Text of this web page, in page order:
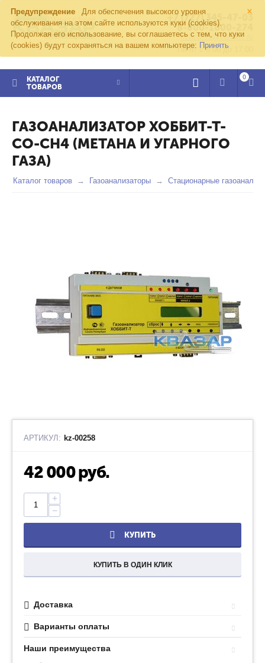
×
Предупреждение
Для обеспечения высокого уровня
обслуживания на этом сайте используются куки (cookies).
Продолжая его использование, вы соглашаетесь с тем, что куки
(cookies) будут сохраняться на вашем компьютере: Принять
+7 (727) 345-47-03
8-800-1000-274
kvazar91@yandex.ru
Пн-пт с 8:00 до 17:00
КАТАЛОГ
ТОВАРОВ
0
ГАЗОАНАЛИЗАТОР ХОББИТ-Т-
СО-СН4 (МЕТАНА И УГАРНОГО
ГАЗА)
Каталог товаров Газоанализаторы Стационарные
АРТИКУЛ: kz-00258
42 000руб.
+
−
КУПИТЬ
КУПИТЬ В ОДИН КЛИК
Доставка
Варианты оплаты
Наши преимущества